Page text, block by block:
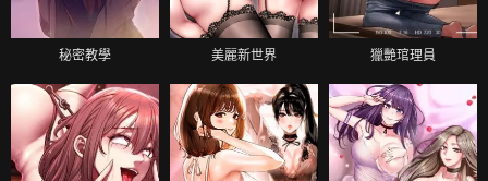
秘密教學 美麗新世界 獵艷琯理員